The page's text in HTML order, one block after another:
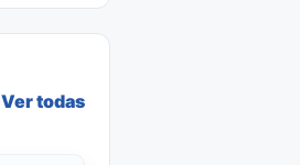
Ver todas